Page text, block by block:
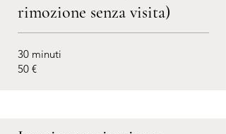
rimozione senza visita)
30 minuti
50 €